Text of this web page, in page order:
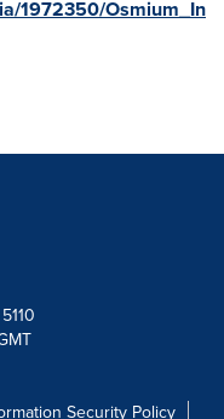
1972350/Osmium_In
Security Policy